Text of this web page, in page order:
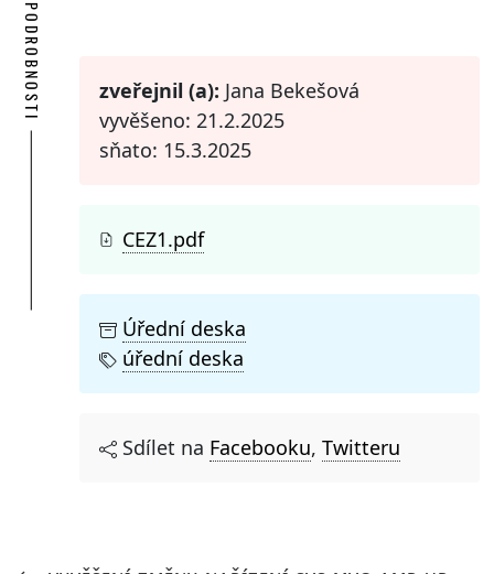
PODROBNOSTI zveřejnil (a): Jana Bekešová
vyvěšeno: 21.2.2025
sňato: 15.3.2025
CEZ1.pdf
Úřední deska
úřední deska
Sdílet na Facebooku, Twitteru